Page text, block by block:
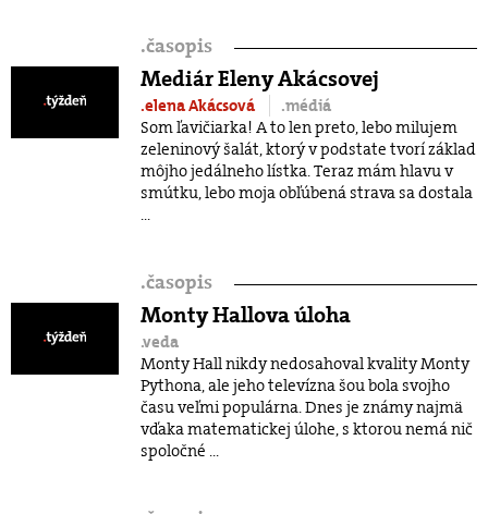
.časopis
Mediár Eleny Akácsovej
.elena Akácsová
.médiá
Som ľavičiarka! A to len preto, lebo milujem
zeleninový šalát, ktorý v podstate tvorí základ
môjho jedálneho lístka. Teraz mám hlavu v
smútku, lebo moja obľúbená strava sa dostala
...
.časopis
Monty Hallova úloha
.veda
Monty Hall nikdy nedosahoval kvality Monty
Pythona, ale jeho televízna šou bola svojho
času veľmi populárna. Dnes je známy najmä
vďaka matematickej úlohe, s ktorou nemá nič
spoločné ...